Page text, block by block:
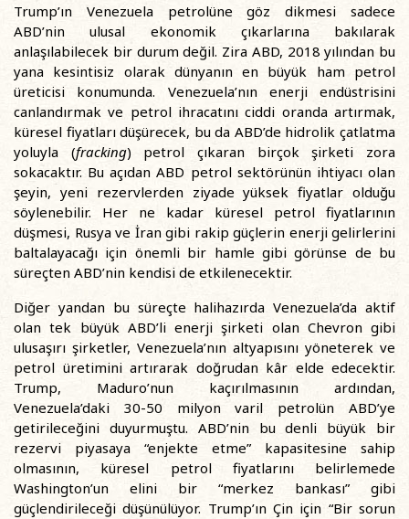
Trump’ın Venezuela petrolüne göz dikmesi sadece
ABD’nin ulusal ekonomik çıkarlarına bakılarak
anlaşılabilecek bir durum değil. Zira ABD, 2018 yılından bu
yana kesintisiz olarak dünyanın en büyük ham petrol
üreticisi konumunda. Venezuela’nın enerji endüstrisini
canlandırmak ve petrol ihracatını ciddi oranda artırmak,
küresel fiyatları düşürecek, bu da ABD’de hidrolik çatlatma
yoluyla (fracking) petrol çıkaran birçok şirketi zora
sokacaktır. Bu açıdan ABD petrol sektörünün ihtiyacı olan
şeyin, yeni rezervlerden ziyade yüksek fiyatlar olduğu
söylenebilir. Her ne kadar küresel petrol fiyatlarının
düşmesi, Rusya ve İran gibi rakip güçlerin enerji gelirlerini
baltalayacağı için önemli bir hamle gibi görünse de bu
süreçten ABD’nin kendisi de etkilenecektir.
Diğer yandan bu süreçte halihazırda Venezuela’da aktif
olan tek büyük ABD’li enerji şirketi olan Chevron gibi
ulusaşırı şirketler, Venezuela’nın altyapısını yöneterek ve
petrol üretimini artırarak doğrudan kâr elde edecektir.
Trump, Maduro’nun kaçırılmasının ardından,
Venezuela’daki 30-50 milyon varil petrolün ABD’ye
getirileceğini duyurmuştu. ABD’nin bu denli büyük bir
rezervi piyasaya “enjekte etme” kapasitesine sahip
olmasının, küresel petrol fiyatlarını belirlemede
Washington’un elini bir “merkez bankası” gibi
güçlendirileceği düşünülüyor. Trump’ın Çin için “Bir sorun